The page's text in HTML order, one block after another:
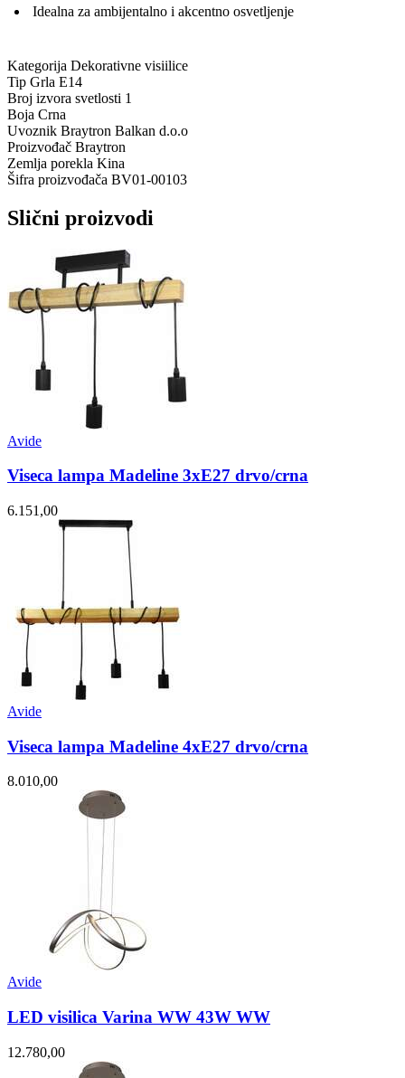
Idealna za ambijentalno i akcentno osvetljenje
Kategorija Dekorativne visiilice
Tip Grla E14
Broj izvora svetlosti 1
Boja Crna
Uvoznik Braytron Balkan d.o.o
Proizvođač Braytron
Zemlja porekla Kina
Šifra proizvođača BV01-00103
Slični proizvodi
Avide
Viseca lampa Madeline 3xE27 drvo/crna
6.151,00
Avide
Viseca lampa Madeline 4xE27 drvo/crna
8.010,00
Avide
LED visilica Varina WW 43W WW
12.780,00